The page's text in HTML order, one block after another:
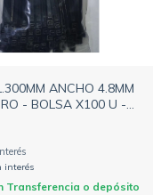
ANCHO 4.8MM
- BOLSA X100 U -
interés
Transferencia o depósito